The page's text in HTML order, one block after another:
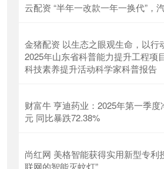
云配资 “半年一改款一年一换代”，
金猪配资 以生态之眼观生命，以
2025年山东省科普能力提升工程项
科技素养提升活动科学家科普报告
财富牛 亨迪药业：2025年第一季度
元 同比暴跌72.38%
尚红网 美格智能获得实用新型专利
联网的智能灭蚊灯”